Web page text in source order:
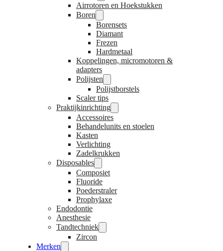
Airrotoren en Hoekstukken
Boren
Borensets
Diamant
Frezen
Hardmetaal
Koppelingen, micromotoren &
adapters
Polijsten
Polijstborstels
Scaler tips
Praktijkinrichting
Accessoires
Behandelunits en stoelen
Kasten
Verlichting
Zadelkrukken
Disposables
Composiet
Fluoride
Poederstraler
Prophylaxe
Endodontie
Anesthesie
Tandtechniek
Zircon
Merken